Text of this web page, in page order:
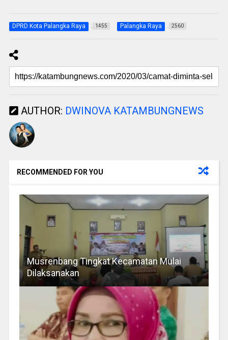
DPRD Kota Palangka Raya 1455 Palangka Raya 2560
AUTHOR: DWINOVA KATAMBUNGNEWS
RECOMMENDED FOR YOU
Musrenbang Tingkat Kecamatan Mulai
Dilaksanakan